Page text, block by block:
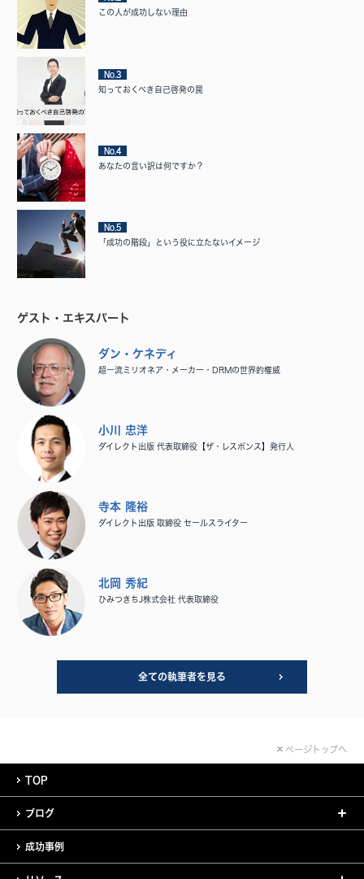
この人が成功しない理由
No.3
知っておくべき自己啓発の罠
No.4
あなたの言い訳は何ですか？
No.5
「成功の階段」という役に立たないイメージ
ゲスト・エキスパート
ダン・ケネディ
超一流ミリオネア・メーカー・DRMの世界的権威
小川 忠洋
ダイレクト出版 代表取締役【ザ・レスポンス】発行人
寺本 隆裕
ダイレクト出版 取締役 セールスライター
北岡 秀紀
ひみつきちJ株式会社 代表取締役
全ての執筆者を見る
ページトップへ
TOP
ブログ
成功事例